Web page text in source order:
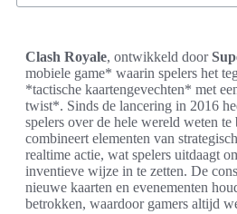
Clash Royale, ontwikkeld door
mobiele game* waarin spelers het
*tactische kaartengevechten* met
twist*. Sinds de lancering in 2016
spelers over de hele wereld weten te
combineert elementen van
realtime actie, wat spelers uitdaagt
inventieve wijze in te zetten. De
nieuwe kaarten en evenementen
betrokken, waardoor gamers altijd